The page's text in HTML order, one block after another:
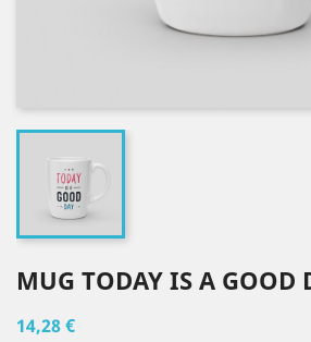
MUG TODAY IS A GOOD
14,28 €